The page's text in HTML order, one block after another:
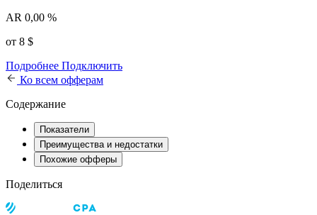
AR 0,00 %
от 8 $
Подробнее Подключить
Ко всем офферам
Содержание
Показатели
Преимущества и недостатки
Похожие офферы
Поделиться